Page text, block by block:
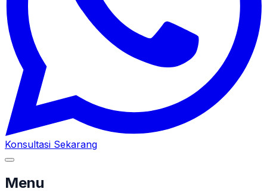
Konsultasi Sekarang
Menu